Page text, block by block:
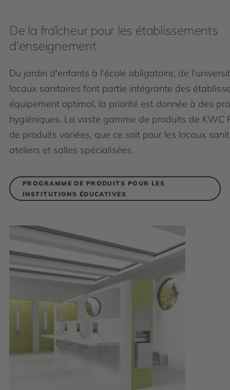
De la fraîcheur pour les établissements
d'enseignement
Du jardin d'enfants à l'école obligatoire, de
locaux sanitaires font partie intégrante des
équipement optimal, la priorité est donnée à des
hygiéniques. La vaste gamme de produits de KWC
de produits variées, que ce soit pour les locaux
ateliers et salles spécialisées.
PROGRAMME DE PRODUITS POUR LES
INSTITUTIONS ÉDUCATIVES